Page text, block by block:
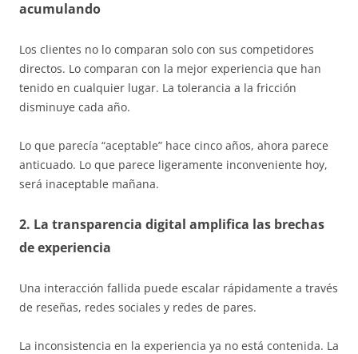
acumulando
Los clientes no lo comparan solo con sus competidores
directos. Lo comparan con la mejor experiencia que han
tenido en cualquier lugar. La tolerancia a la fricción
disminuye cada año.
Lo que parecía “aceptable” hace cinco años, ahora parece
anticuado. Lo que parece ligeramente inconveniente hoy,
será inaceptable mañana.
2. La transparencia digital amplifica las brechas
de experiencia
Una interacción fallida puede escalar rápidamente a través
de reseñas, redes sociales y redes de pares.
La inconsistencia en la experiencia ya no está contenida. La